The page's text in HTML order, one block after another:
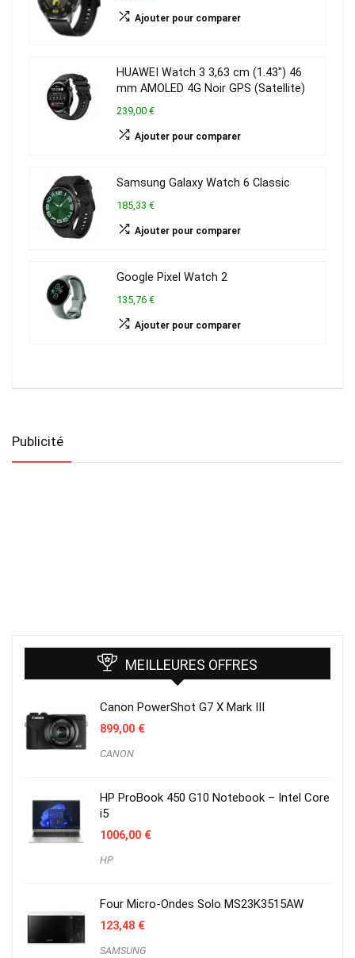
Ajouter pour comparer
HUAWEI Watch 3 3,63 cm (1.43″) 46
mm AMOLED 4G Noir GPS (Satellite)
239,00 €
Ajouter pour comparer
Samsung Galaxy Watch 6 Classic
185,33 €
Ajouter pour comparer
Google Pixel Watch 2
135,76 €
Ajouter pour comparer
Publicité
MEILLEURES OFFRES
Canon PowerShot G7 X Mark III
899,00 €
CANON
HP ProBook 450 G10 Notebook – Intel Core
i5
1006,00 €
HP
Four Micro-Ondes Solo MS23K3515AW
123,48 €
SAMSUNG